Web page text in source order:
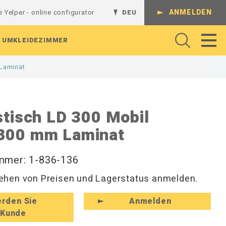
ANMELDEN
DEU
Yelper - online configurator
Regalböden
Lochrasterplatten
Sichtlagerkästen
Magnethaken
Werkzeughaken
Zubehör für Befestigungen
L-Regalgestelle
T-Regalgestelle
Wandregale
Absperrungen
Arbeitshocker und Werkstattshocker
Arbeitsbeleuchtung
Rollenhalter
Werkzeug
UMKLEIDEZIMMER
Schienen und Ständer
Regale und Konsolen
Perforierte Platten
Hutablagen und Kleiderfächer
Hakenleisten und Haken
Rückenleisten und Kleinaufbewahrung
Schuhregale und Sitzbänke
LD 300 Mobil
mm Laminat
1-836-136
von Preisen und Lagerstatus anmelden.
Sie
Kunde
Anmelden